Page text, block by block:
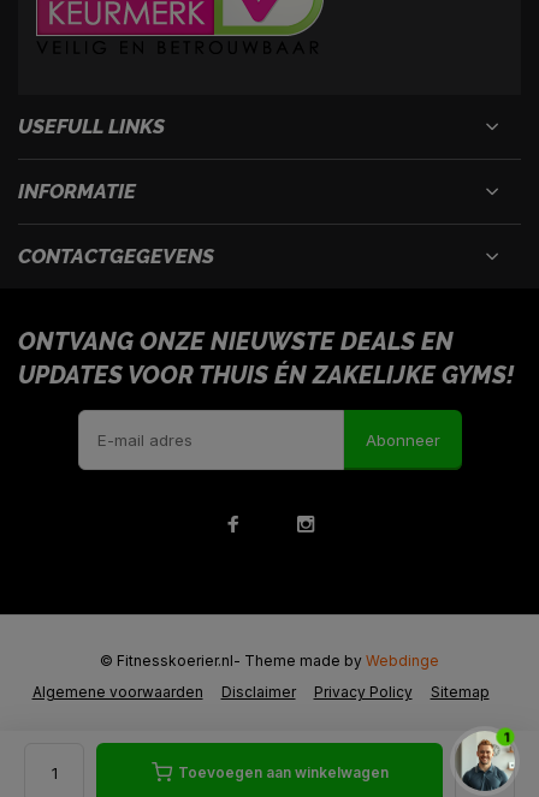
Toevoegen aan winkelwagen
USEFULL LINKS
INFORMATIE
CONTACTGEGEVENS
ONTVANG ONZE NIEUWSTE DEALS EN
UPDATES VOOR THUIS ÉN ZAKELIJKE GYMS!
Abonneer
Algemene voorwaarden Disclaimer Privacy Policy Sitemap
© Fitnesskoerier.nl- Theme made by Webdinge
1